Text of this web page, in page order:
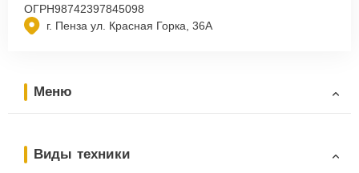
г. Пенза ул. Красная Горка, 36А
ОГРН98742397845098
Меню
Виды техники